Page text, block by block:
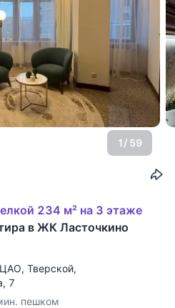
1/ 59
234 м² на 3 этаже
в ЖК Ласточкино
ЦАО, Тверской,
, 7
пешком